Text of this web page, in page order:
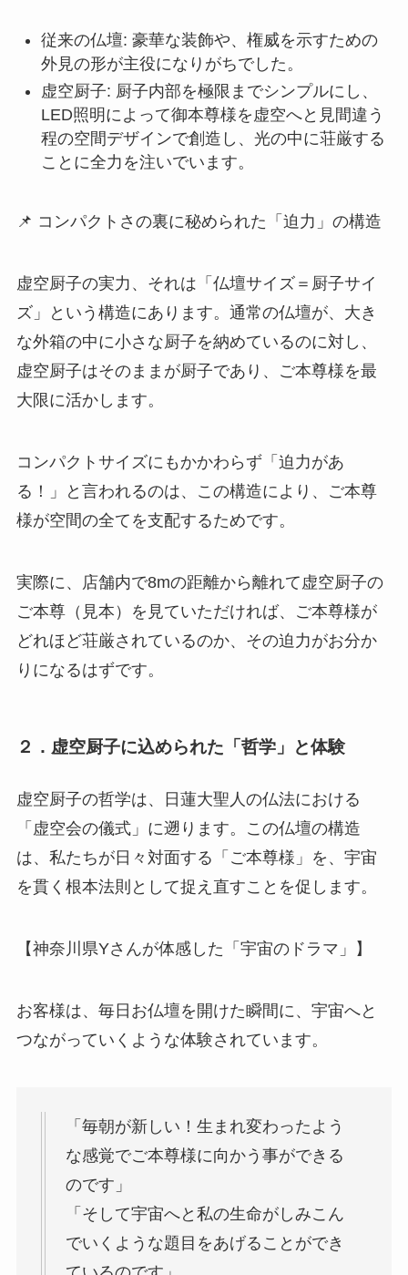
従来の仏壇: 豪華な装飾や、権威を示すための
外見の形が主役になりがちでした。
虚空厨子: 厨子内部を極限までシンプルにし、
LED照明によって御本尊様を虚空へと見間違う
程の空間デザインで創造し、光の中に荘厳する
ことに全力を注いでいます。
📌 コンパクトさの裏に秘められた「迫力」の構造
虚空厨子の実力、それは「仏壇サイズ＝厨子サイ
ズ」という構造にあります。通常の仏壇が、大き
な外箱の中に小さな厨子を納めているのに対し、
虚空厨子はそのままが厨子であり、ご本尊様を最
大限に活かします。
コンパクトサイズにもかかわらず「迫力があ
る！」と言われるのは、この構造により、ご本尊
様が空間の全てを支配するためです。
実際に、店舗内で8mの距離から離れて虚空厨子の
ご本尊（見本）を見ていただければ、ご本尊様が
どれほど荘厳されているのか、その迫力がお分か
りになるはずです。
２．虚空厨子に込められた「哲学」と体験
虚空厨子の哲学は、日蓮大聖人の仏法における
「虚空会の儀式」に遡ります。この仏壇の構造
は、私たちが日々対面する「ご本尊様」を、宇宙
を貫く根本法則として捉え直すことを促します。
【神奈川県Yさんが体感した「宇宙のドラマ」】
お客様は、毎日お仏壇を開けた瞬間に、宇宙へと
つながっていくような体験されています。
「毎朝が新しい！生まれ変わったよう
な感覚でご本尊様に向かう事ができる
のです」
「そして宇宙へと私の生命がしみこん
でいくような題目をあげることができ